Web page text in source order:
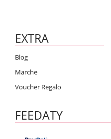
EXTRA
Blog
Marche
Voucher Regalo
FEEDATY